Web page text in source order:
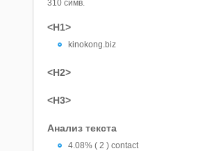
310 симв.
<H1>
kinokong.biz
<H2>
<H3>
Анализ текста
4.08% ( 2 ) contact